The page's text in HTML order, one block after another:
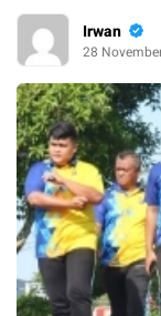
Irwan
28